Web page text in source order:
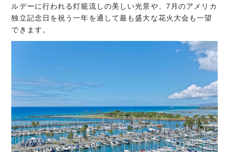
ルデーに行われる灯籠流しの美しい光景や、7月のアメリカ
独立記念日を祝う一年を通して最も盛大な花火大会も一望
できます。